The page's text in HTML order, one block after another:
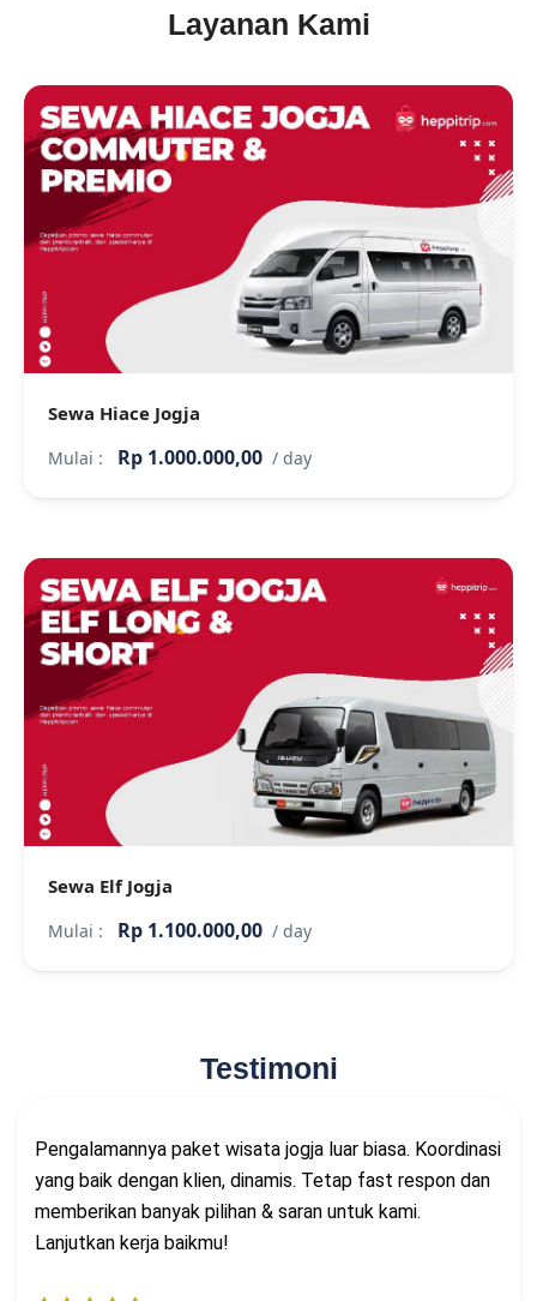
Layanan Kami
Sewa Hiace Jogja
Mulai : Rp 1.000.000,00 / day
Sewa Elf Jogja
Mulai : Rp 1.100.000,00 / day
Testimoni
Pengalamannya paket wisata jogja luar biasa. Koordinasi
yang baik dengan klien, dinamis. Tetap fast respon dan
memberikan banyak pilihan & saran untuk kami.
Lanjutkan kerja baikmu!